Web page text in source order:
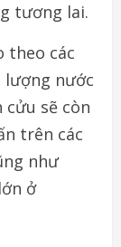
tương lai.
theo các
lượng nước
sẽ còn
trên các
như
ở